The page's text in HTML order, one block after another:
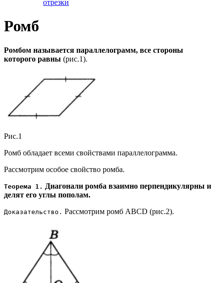
отрезки
Ромб
Ромбом называется параллелограмм, все стороны
которого равны (рис.1).
Рис.1
Ромб обладает всеми свойствами параллелограмма.
Рассмотрим особое свойство ромба.
Теорема 1. Диагонали ромба взаимно перпендикулярны и
делят его углы пополам.
Доказательство. Рассмотрим ромб ABCD (рис.2).